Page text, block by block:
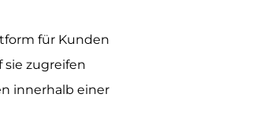
für Kunden
sie zugreifen
innerhalb einer